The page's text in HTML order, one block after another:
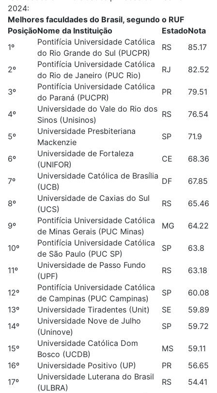
2024:
Melhores faculdades do Brasil, segundo o RUF
PosiçãoNome da Instituição EstadoNota
1º
Pontifícia Universidade Católica
do Rio Grande do Sul (PUCPR)
RS 85.17
2º
Pontifícia Universidade Católica
do Rio de Janeiro (PUC Rio)
RJ 82.52
3º
Pontifícia Universidade Católica
do Paraná (PUCPR)
PR 79.51
4º
Universidade do Vale do Rio dos
Sinos (Unisinos)
RS 76.54
5º
Universidade Presbiteriana
Mackenzie
SP 71.9
6º
Universidade de Fortaleza
(UNIFOR)
CE 68.36
7º
Universidade Católica de Brasília
(UCB)
DF 67.85
8º
Universidade de Caxias do Sul
(UCS)
RS 65.46
9º
Pontifícia Universidade Católica
de Minas Gerais (PUC Minas)
MG 64.22
10º
Pontifícia Universidade Católica
de São Paulo (PUC SP)
SP 63.8
11º
Universidade de Passo Fundo
(UPF)
RS 63.18
12º
Pontifícia Universidade Católica
de Campinas (PUC Campinas)
SP
60.08
13º
Universidade Tiradentes (Unit) SE
59.89
14º
Universidade Nove de Julho
(Uninove)
SP 59.72
15º
Universidade Católica Dom
Bosco (UCDB)
MS
59.11
16º
Universidade Positivo (UP) PR
56.65
17º
Universidade Luterana do Brasil
(ULBRA)
RS
54.41